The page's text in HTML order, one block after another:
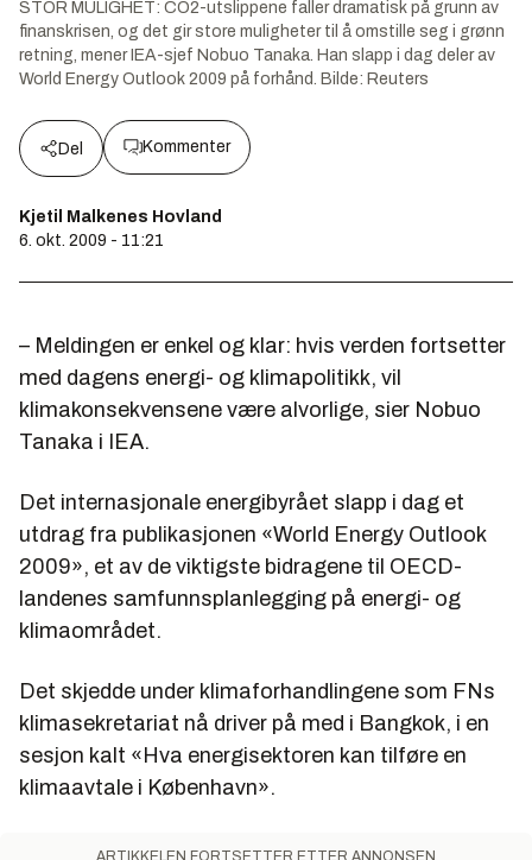
STOR MULIGHET: CO2-utslippene faller dramatisk på grunn av
finanskrisen, og det gir store muligheter til å omstille seg i grønn
retning, mener IEA-sjef Nobuo Tanaka. Han slapp i dag deler av
World Energy Outlook 2009 på forhånd. Bilde: Reuters
Del Kommenter
Kjetil Malkenes Hovland
6. okt. 2009 - 11:21
– Meldingen er enkel og klar: hvis verden fortsetter
med dagens energi- og klimapolitikk, vil
klimakonsekvensene være alvorlige, sier Nobuo
Tanaka i IEA.
Det internasjonale energibyrået slapp i dag et
utdrag fra publikasjonen «World Energy Outlook
2009», et av de viktigste bidragene til OECD-
landenes samfunnsplanlegging på energi- og
klimaområdet.
Det skjedde under klimaforhandlingene som FNs
klimasekretariat nå driver på med i Bangkok, i en
sesjon kalt «Hva energisektoren kan tilføre en
klimaavtale i København».